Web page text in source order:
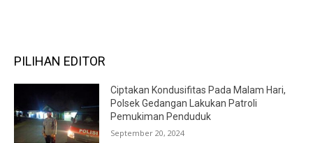
PILIHAN EDITOR
Ciptakan Kondusifitas Pada Malam Hari,
Polsek Gedangan Lakukan Patroli
Pemukiman Penduduk
September 20, 2024